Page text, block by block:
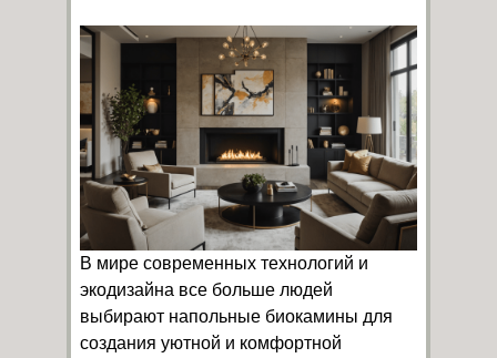
В мире современных технологий и
экодизайна все больше людей
выбирают напольные биокамины для
создания уютной и комфортной